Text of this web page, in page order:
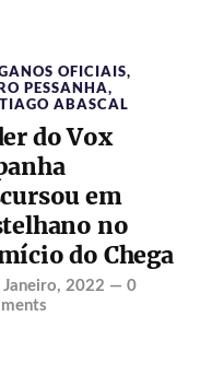
OFICIAIS,
PESSANHA,
ABASCAL
do Vox
em
no
do Chega
Janeiro, 2022 —0